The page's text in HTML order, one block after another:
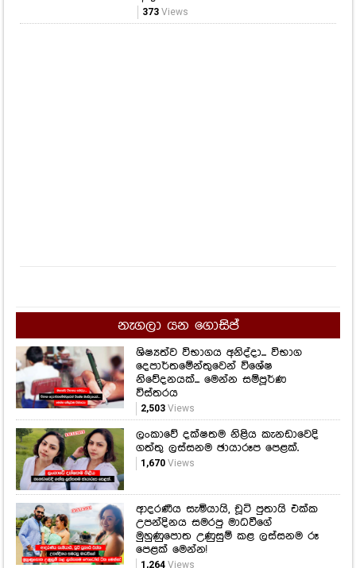
373Views
නැගලා යන ගොසිප්
ශිෂ්‍යත්ව විභාගය අනිද්දා... විභාග
දෙපාර්තමේන්තුවෙන් විශේෂ
නිවේදනයක්... මෙන්න සම්පූර්ණ
විස්තරය
2,503Views
ලංකාවේ දක්ෂතම නිළිය කැනඩාවෙදි
ගත්තු ලස්සනම ඡායාරූප පෙළක්.
1,670Views
ආදරණීය සැමියායි, චූටි පුතායි එක්ක
උපන්දිනය සමරපු මාධවීගේ
මුහුණුපොත උණුසුම් කළ ලස්සනම රූ
පෙළක් මෙන්න!
1,264Views